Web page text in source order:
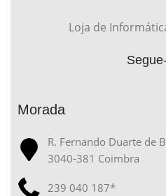
Loja de
Morada
R. Fernando Duarte de
3040-381 Coimbra
239 040 187*